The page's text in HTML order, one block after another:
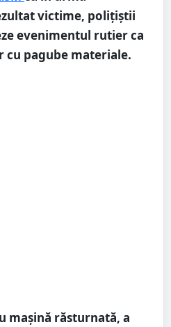
victime, polițiștii
evenimentul rutier ca
cu pagube materiale.
mașină răsturnată, a